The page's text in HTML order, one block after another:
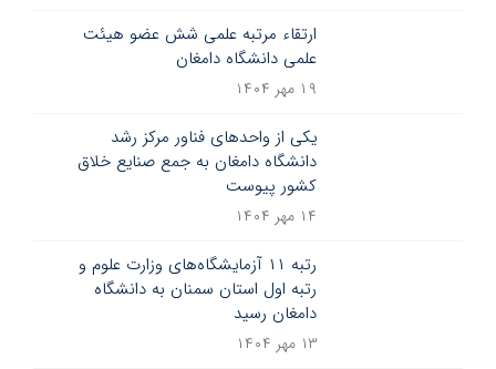
ارتقاء مرتبه علمی شش عضو هیئت
علمی دانشگاه دامغان
۱۹ مهر ۱۴۰۴
یکی از واحدهای فناور مرکز رشد
دانشگاه دامغان به جمع صنایع خلاق
کشور پیوست
۱۴ مهر ۱۴۰۴
رتبه ۱۱ آزمایشگاه‌های وزارت علوم و
رتبه اول استان سمنان به دانشگاه
دامغان رسید
۱۳ مهر ۱۴۰۴